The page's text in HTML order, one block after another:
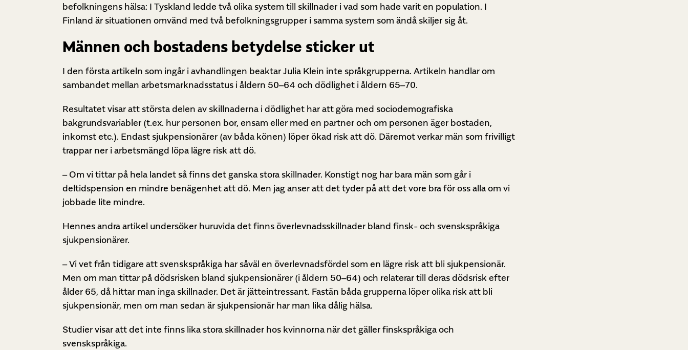
befolkningens hälsa: I Tyskland ledde två olika system till skillnader i vad som hade varit en population. I
Finland är situationen omvänd med två befolkningsgrupper i samma system som ändå skiljer sig åt.
Männen och bostadens betydelse sticker ut
I den första artikeln som ingår i avhandlingen beaktar Julia Klein inte språkgrupperna. Artikeln handlar om
sambandet mellan arbetsmarknadsstatus i åldern 50–64 och dödlighet i åldern 65–70.
Resultatet visar att största delen av skillnaderna i dödlighet har att göra med sociodemografiska
bakgrundsvariabler (t.ex. hur personen bor, ensam eller med en partner och om personen äger bostaden,
inkomst etc.). Endast sjukpensionärer (av båda könen) löper ökad risk att dö. Däremot verkar män som frivilligt
trappar ner i arbetsmängd löpa lägre risk att dö.
– Om vi tittar på hela landet så finns det ganska stora skillnader. Konstigt nog har bara män som går i
deltidspension en mindre benägenhet att dö. Men jag anser att det tyder på att det vore bra för oss alla om vi
jobbade lite mindre.
Hennes andra artikel undersöker huruvida det finns överlevnadsskillnader bland finsk- och svenskspråkiga
sjukpensionärer.
– Vi vet från tidigare att svenskspråkiga har såväl en överlevnadsfördel som en lägre risk att bli sjukpensionär.
Men om man tittar på dödsrisken bland sjukpensionärer (i åldern 50–64) och relaterar till deras dödsrisk efter
ålder 65, då hittar man inga skillnader. Det är jätteintressant. Fastän båda grupperna löper olika risk att bli
sjukpensionär, men om man sedan är sjukpensionär har man lika dålig hälsa.
Studier visar att det inte finns lika stora skillnader hos kvinnorna när det gäller finskspråkiga och
svenskspråkiga.